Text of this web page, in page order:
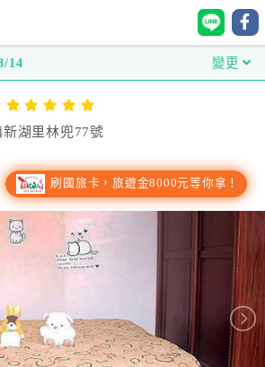
14 變更
湖里林兜77號
刷國旅卡，旅遊金8000元等你拿！